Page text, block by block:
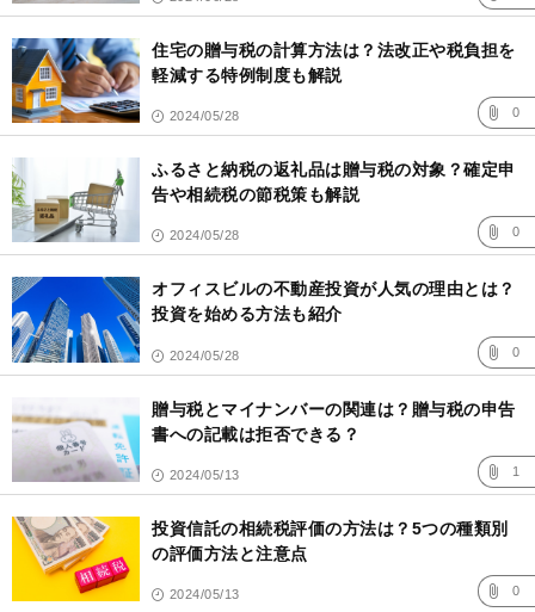
住宅の贈与税の計算方法は？法改正や税負担を
軽減する特例制度も解説
2024/05/28 0
ふるさと納税の返礼品は贈与税の対象？確定申
告や相続税の節税策も解説
2024/05/28 0
オフィスビルの不動産投資が人気の理由とは？
投資を始める方法も紹介
2024/05/28 0
贈与税とマイナンバーの関連は？贈与税の申告
書への記載は拒否できる？
2024/05/13 1
投資信託の相続税評価の方法は？5つの種類別
の評価方法と注意点
2024/05/13 0